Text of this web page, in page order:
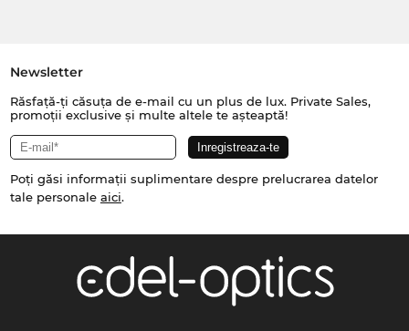
Newsletter
Răsfață-ți căsuța de e-mail cu un plus de lux. Private Sales,
promoții exclusive și multe altele te așteaptă!
Poți găsi informații suplimentare despre prelucrarea datelor
tale personale aici.